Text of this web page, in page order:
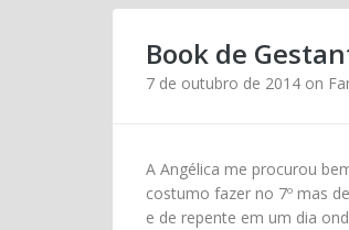
Book de
7 de outubro de 2014 on
A Angélica me procurou
costumo fazer no 7º mas
e de repente em um dia